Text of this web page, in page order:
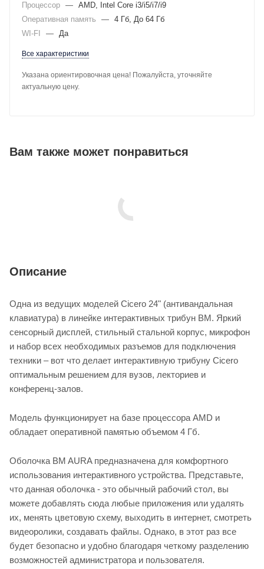
Процессор — AMD, Intel Core i3/i5/i7/i9
Оперативная память
— 4 Гб, До 64 Гб
WI-FI
— Да
Все характеристики
Указана ориентировочная цена! Пожалуйста, уточняйте
актуальную цену.
Вам также может понравиться
Описание
Одна из ведущих моделей Cicero 24" (антивандальная
клавиатура) в линейке интерактивных трибун BM. Яркий
сенсорный дисплей, стильный стальной корпус, микрофон
и набор всех необходимых разъемов для подключения
техники – вот что делает интерактивную трибуну Cicero
оптимальным решением для вузов, лекториев и
конференц-залов.
Модель функционирует на базе процессора AMD и
обладает оперативной памятью объемом 4 Гб.
Оболочка BM AURA предназначена для комфортного
использования интерактивного устройства. Представьте,
что данная оболочка - это обычный рабочий стол, вы
можете добавлять сюда любые приложения или удалять
их, менять цветовую схему, выходить в интернет, смотреть
видеоролики, создавать файлы. Однако, в этот раз все
будет безопасно и удобно благодаря четкому разделению
возможностей администратора и пользователя.